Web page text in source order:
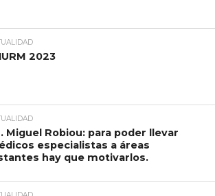
2023
Miguel Robiou: para poder llevar
especialistas a áreas
hay que motivarlos.